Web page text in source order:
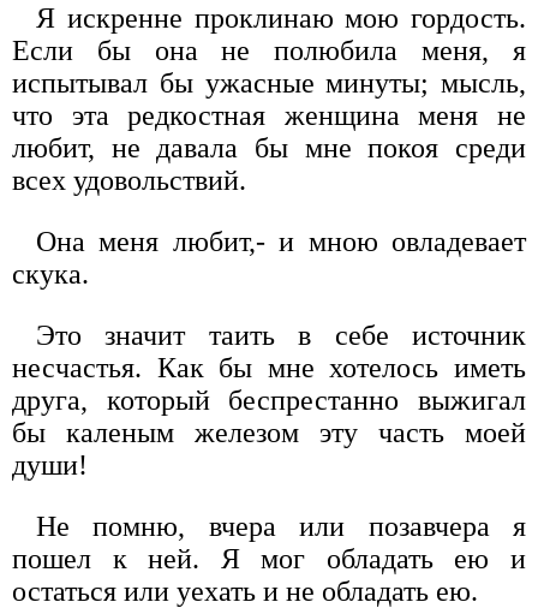
Я искренне проклинаю мою гордость.
Если бы она не полюбила меня, я
испытывал бы ужасные минуты; мысль,
что эта редкостная женщина меня не
любит, не давала бы мне покоя среди
всех удовольствий.
Она меня любит,- и мною овладевает
скука.
Это значит таить в себе источник
несчастья. Как бы мне хотелось иметь
друга, который беспрестанно выжигал
бы каленым железом эту часть моей
души!
Не помню, вчера или позавчера я
пошел к ней. Я мог обладать ею и
остаться или уехать и не обладать ею.